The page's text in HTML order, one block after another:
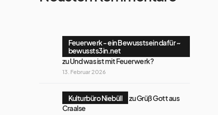
Feuerwerk - ein Bewusstsein dafür ~
bewussts3in.net
zuUnd was ist mit Feuerwerk?
13. Februar 2026
Kulturbüro Niebüll zuGrüß Gott aus
Craalse